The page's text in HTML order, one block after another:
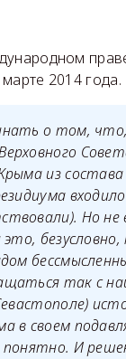
2014 года.
о том,
из
Но
так с
в своем
И